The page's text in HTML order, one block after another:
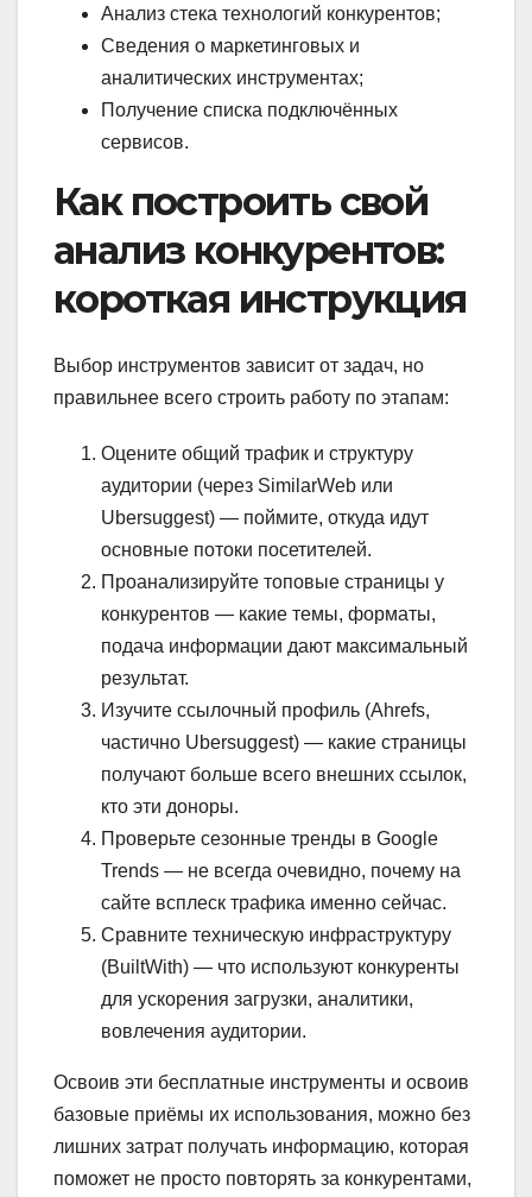
Анализ стека технологий конкурентов;
Сведения о маркетинговых и
аналитических инструментах;
Получение списка подключённых
сервисов.
Как построить свой
анализ конкурентов:
короткая инструкция
Выбор инструментов зависит от задач, но
правильнее всего строить работу по этапам:
Оцените общий трафик и структуру
аудитории (через SimilarWeb или
Ubersuggest) — поймите, откуда идут
основные потоки посетителей.
Проанализируйте топовые страницы у
конкурентов — какие темы, форматы,
подача информации дают максимальный
результат.
Изучите ссылочный профиль (Ahrefs,
частично Ubersuggest) — какие страницы
получают больше всего внешних ссылок,
кто эти доноры.
Проверьте сезонные тренды в Google
Trends — не всегда очевидно, почему на
сайте всплеск трафика именно сейчас.
Сравните техническую инфраструктуру
(BuiltWith) — что используют конкуренты
для ускорения загрузки, аналитики,
вовлечения аудитории.
Освоив эти бесплатные инструменты и освоив
базовые приёмы их использования, можно без
лишних затрат получать информацию, которая
поможет не просто повторять за конкурентами,